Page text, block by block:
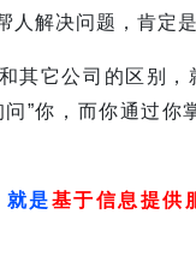
人解决问题，肯定
其它公司的区别，
问”你，而你通过你
就是基于信息提供